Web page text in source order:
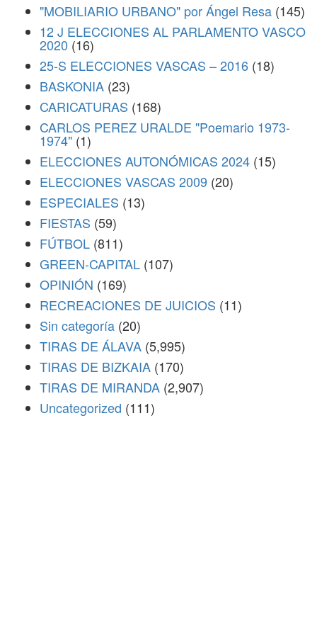
"MOBILIARIO URBANO" por Ángel Resa (145)
12 J ELECCIONES AL PARLAMENTO VASCO
2020 (16)
25-S ELECCIONES VASCAS – 2016 (18)
BASKONIA (23)
CARICATURAS (168)
CARLOS PEREZ URALDE "Poemario 1973-
1974" (1)
ELECCIONES AUTONÓMICAS 2024 (15)
ELECCIONES VASCAS 2009 (20)
ESPECIALES (13)
FIESTAS (59)
FÚTBOL (811)
GREEN-CAPITAL (107)
OPINIÓN (169)
RECREACIONES DE JUICIOS (11)
Sin categoría (20)
TIRAS DE ÁLAVA (5,995)
TIRAS DE BIZKAIA (170)
TIRAS DE MIRANDA (2,907)
Uncategorized (111)